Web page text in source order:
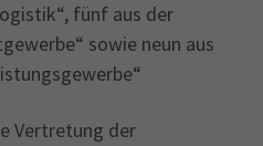
fünf aus der
sowie neun aus
Vertretung der